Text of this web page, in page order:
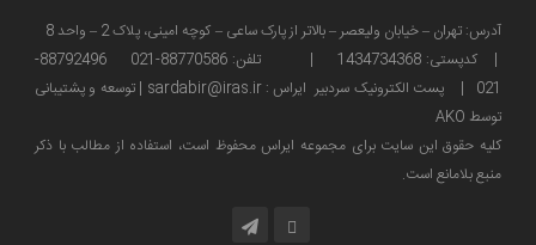
| کدپستی: 1434734368 | تلفن: 88770586-021 88792496-
021 | پست الکترونیک سردبیر ایراس : sardabir@iras.ir |
توسعه و پشتیبانی
توسط AKO
كليه حقوق این سایت برای مجموعه ایراس محفوظ است، استفاده از مطالب با ذكر
منبع بلامانع است.